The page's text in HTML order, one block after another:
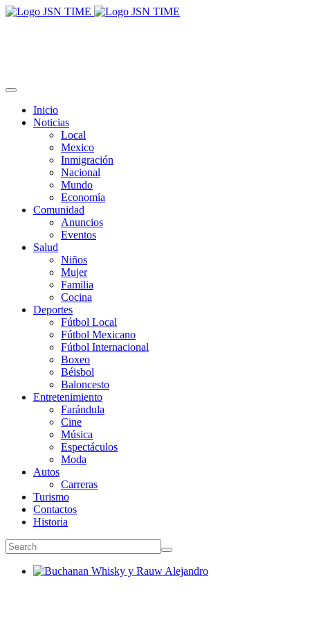
Inicio
Noticias
Local
Mexico
Inmigración
Nacional
Mundo
Economía
Comunidad
Anuncios
Eventos
Salud
Niños
Mujer
Familia
Cocina
Deportes
Fútbol Local
Fútbol Mexicano
Fútbol Internacional
Boxeo
Béisbol
Baloncesto
Entretenimiento
Farándula
Cine
Música
Espectáculos
Moda
Autos
Carreras
Turismo
Contactos
Historia